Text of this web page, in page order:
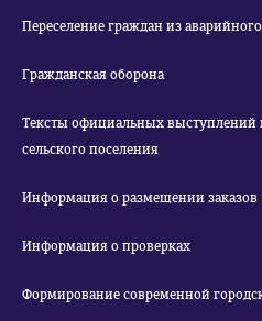
Переселение граждан из
Гражданская оборона
Тексты официальных выступлений
сельского поселения
Информация о размещении заказов
Информация о проверках
Формирование